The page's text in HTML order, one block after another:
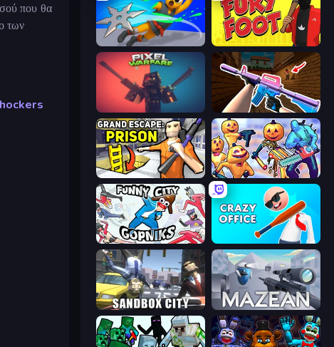
που θα
των
Ninja Swipe Strike Fury Foot
Pixel Warfare KS Z
Grand Escape: Prison Halloween Chainsaw Massacre
Funny City: Gopniks Crazy Office: Slap and Smash!
Sandbox City Mazean